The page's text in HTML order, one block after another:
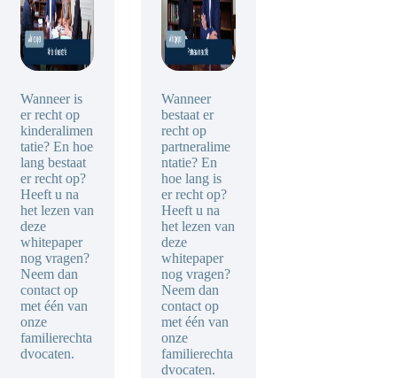
Wanneer is
er recht op
kinderalimen
tatie? En hoe
lang bestaat
er recht op?
Heeft u na
het lezen van
deze
whitepaper
nog vragen?
Neem dan
contact op
met één van
onze
familierechta
dvocaten.
Wanneer
bestaat er
recht op
partneralime
ntatie? En
hoe lang is
er recht op?
Heeft u na
het lezen van
deze
whitepaper
nog vragen?
Neem dan
contact op
met één van
onze
familierechta
dvocaten.